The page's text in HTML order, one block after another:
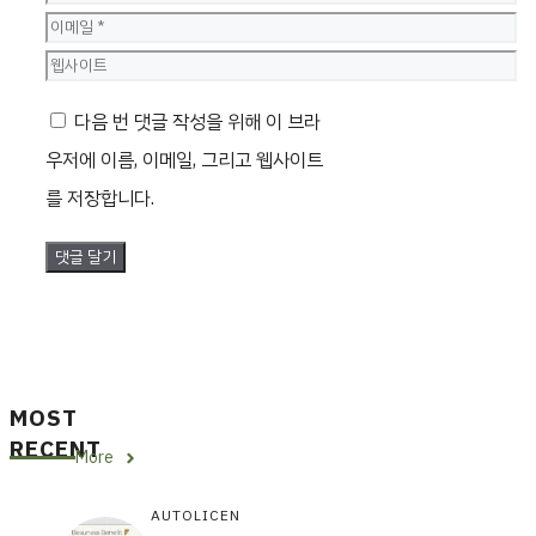
름
이
메
웹
트
다음 번 댓글 작성을 위해 이 브라
우저에 이름, 이메일, 그리고 웹사이트
를 저장합니다.
MOST
RECENT
More
AUTOLICEN